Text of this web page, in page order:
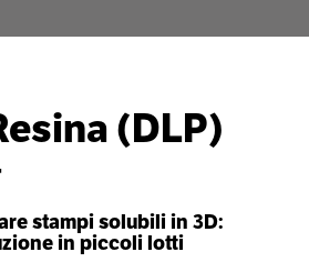
(DLP)
stampi solubili in 3D:
in piccoli lotti